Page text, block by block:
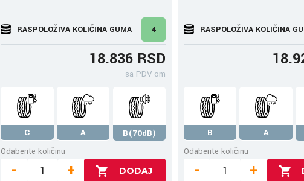
RASPOLOŽIVA KOLIČINA GUMA 4
18.836 RSD
sa PDV-om
C A
B(70dB)
Odaberite količinu
- +
RASPOLOŽIVA KOLIČINA
B
A
Odaberite količinu
- +